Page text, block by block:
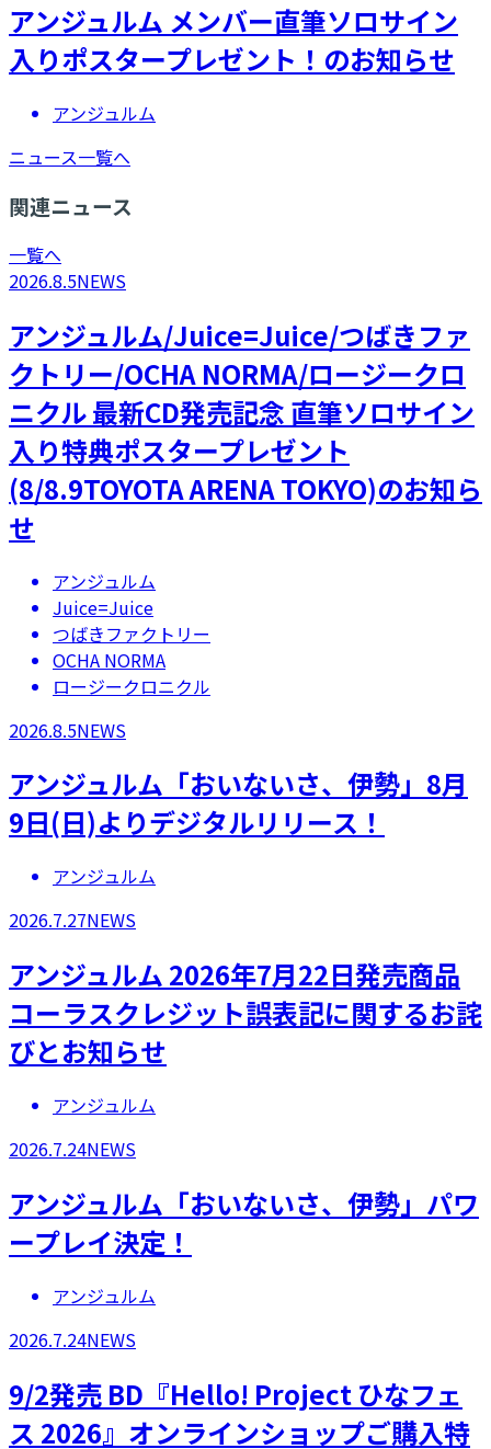
アンジュルム メンバー直筆ソロサイン
入りポスタープレゼント！のお知らせ
アンジュルム
ニュース一覧へ
関連ニュース
一覧へ
2026.8.5NEWS
アンジュルム/Juice=Juice/つばきファ
クトリー/OCHA NORMA/ロージークロ
ニクル 最新CD発売記念 直筆ソロサイン
入り特典ポスタープレゼント
(8/8.9TOYOTA ARENA TOKYO)のお知ら
せ
アンジュルム
Juice=Juice
つばきファクトリー
OCHA NORMA
ロージークロニクル
2026.8.5NEWS
アンジュルム「おいないさ、伊勢」8月
9日(日)よりデジタルリリース！
アンジュルム
2026.7.27NEWS
アンジュルム 2026年7月22日発売商品
コーラスクレジット誤表記に関するお詫
びとお知らせ
アンジュルム
2026.7.24NEWS
アンジュルム「おいないさ、伊勢」パワ
ープレイ決定！
アンジュルム
2026.7.24NEWS
9/2発売 BD『Hello! Project ひなフェ
ス 2026』オンラインショップご購入特